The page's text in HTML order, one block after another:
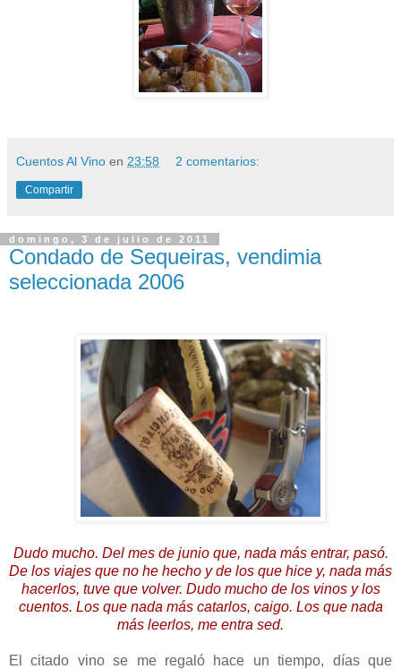
Cuentos Al Vino en 23:58 2 comentarios:
Compartir
domingo, 3 de julio de 2011
Condado de Sequeiras, vendimia
seleccionada 2006
Dudo mucho. Del mes de junio que, nada más entrar, pasó.
De los viajes que no he hecho y de los que hice y, nada más
hacerlos, tuve que volver. Dudo mucho de los vinos y los
cuentos. Los que nada más catarlos, caigo. Los que nada
más leerlos, me entra sed.
El citado vino se me regaló hace un tiempo, días que